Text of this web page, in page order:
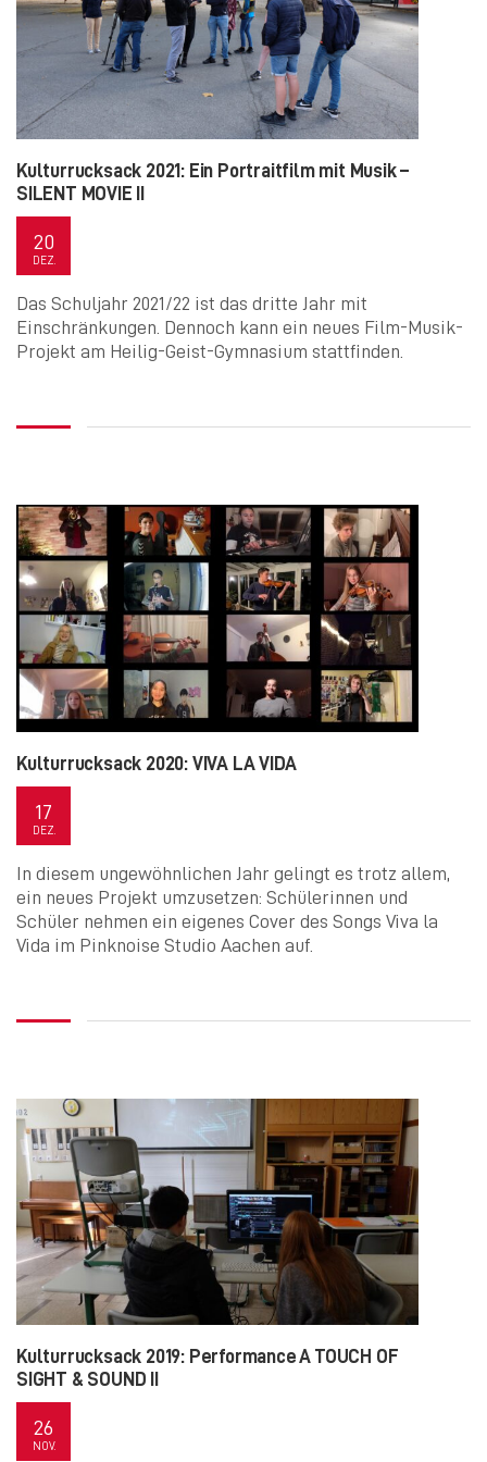
Kulturrucksack 2021: Ein Portraitfilm mit Musik –
SILENT MOVIE II
20
DEZ.
Das Schuljahr 2021/22 ist das dritte Jahr mit
Einschränkungen. Dennoch kann ein neues Film-Musik-
Projekt am Heilig-Geist-Gymnasium stattfinden.
Kulturrucksack 2020: VIVA LA VIDA
17
DEZ.
In diesem ungewöhnlichen Jahr gelingt es trotz allem,
ein neues Projekt umzusetzen: Schülerinnen und
Schüler nehmen ein eigenes Cover des Songs Viva la
Vida im Pinknoise Studio Aachen auf.
Kulturrucksack 2019: Performance A TOUCH OF
SIGHT & SOUND II
26
NOV.